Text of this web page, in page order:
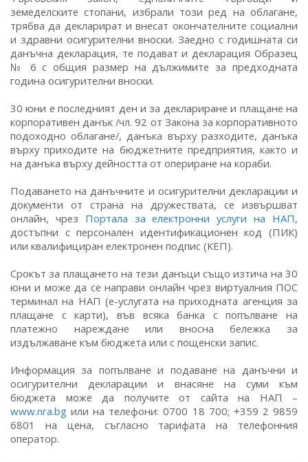
земеделските стопани, избрали този ред на облагане,
трябва да декларират и внесат окончателните социални
и здравни осигурителни вноски. Заедно с годишната си
данъчна декларация, те подават и декларация Образец
№ 6 с общия размер на дължимите за предходната
година осигурителни вноски.
30 юни е последният ден и за деклариране и плащане на
корпоративен данък /чл. 92 от Закона за корпоративното
подоходно облагане/, данъка върху разходите, данъка
върху приходите на бюджетните предприятия, както и
на данъка върху дейността от опериране на кораби.
Подаването на данъчните и осигурителни декларации и
документи от страна на дружествата, се извършват
онлайн, чрез Портала за електронни услуги на НАП,
достъпни с персонален идентификационен код (ПИК)
или квалифициран електронен подпис (КЕП).
Срокът за плащането на тези данъци също изтича на 30
юни и може да се направи онлайн чрез виртуалния ПОС
терминал на НАП (е-услугата на приходната агенция за
плащане с карти), във всяка банка с попълване на
платежно нареждане или вносна бележка за
издължаване към бюджета или с пощенски запис.
Информация за попълване и подаване на данъчни и
осигурителни декларации и внасяне на суми към
бюджета може да получите от сайта на НАП –
www.nra.bg или на телефони: 0700 18 700; +359 2 9859
6801 на цена, съгласно тарифата на телефонния
оператор.